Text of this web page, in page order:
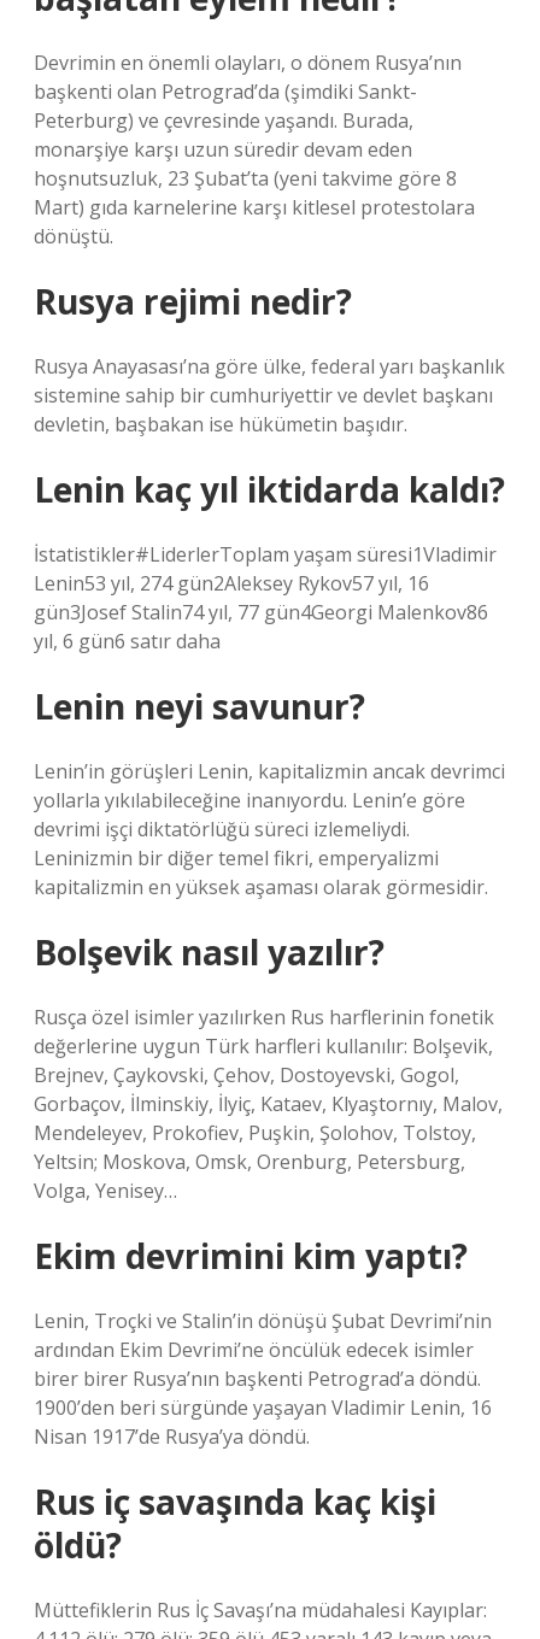
Devrimin en önemli olayları, o dönem Rusya’nın
başkenti olan Petrograd’da (şimdiki Sankt-
Peterburg) ve çevresinde yaşandı. Burada,
monarşiye karşı uzun süredir devam eden
hoşnutsuzluk, 23 Şubat’ta (yeni takvime göre 8
Mart) gıda karnelerine karşı kitlesel protestolara
dönüştü.
Rusya rejimi nedir?
Rusya Anayasası’na göre ülke, federal yarı başkanlık
sistemine sahip bir cumhuriyettir ve devlet başkanı
devletin, başbakan ise hükümetin başıdır.
Lenin kaç yıl iktidarda kaldı?
İstatistikler#LiderlerToplam yaşam süresi1Vladimir
Lenin53 yıl, 274 gün2Aleksey Rykov57 yıl, 16
gün3Josef Stalin74 yıl, 77 gün4Georgi Malenkov86
yıl, 6 gün6 satır daha
Lenin neyi savunur?
Lenin’in görüşleri Lenin, kapitalizmin ancak devrimci
yollarla yıkılabileceğine inanıyordu. Lenin’e göre
devrimi işçi diktatörlüğü süreci izlemeliydi.
Leninizmin bir diğer temel fikri, emperyalizmi
kapitalizmin en yüksek aşaması olarak görmesidir.
Bolşevik nasıl yazılır?
Rusça özel isimler yazılırken Rus harflerinin fonetik
değerlerine uygun Türk harfleri kullanılır: Bolşevik,
Brejnev, Çaykovski, Çehov, Dostoyevski, Gogol,
Gorbaçov, İlminskiy, İlyiç, Kataev, Klyaştornıy, Malov,
Mendeleyev, Prokofiev, Puşkin, Şolohov, Tolstoy,
Yeltsin; Moskova, Omsk, Orenburg, Petersburg,
Volga, Yenisey…
Ekim devrimini kim yaptı?
Lenin, Troçki ve Stalin’in dönüşü Şubat Devrimi’nin
ardından Ekim Devrimi’ne öncülük edecek isimler
birer birer Rusya’nın başkenti Petrograd’a döndü.
1900’den beri sürgünde yaşayan Vladimir Lenin, 16
Nisan 1917’de Rusya’ya döndü.
Rus iç savaşında kaç kişi
öldü?
Müttefiklerin Rus İç Savaşı’na müdahalesi Kayıplar: